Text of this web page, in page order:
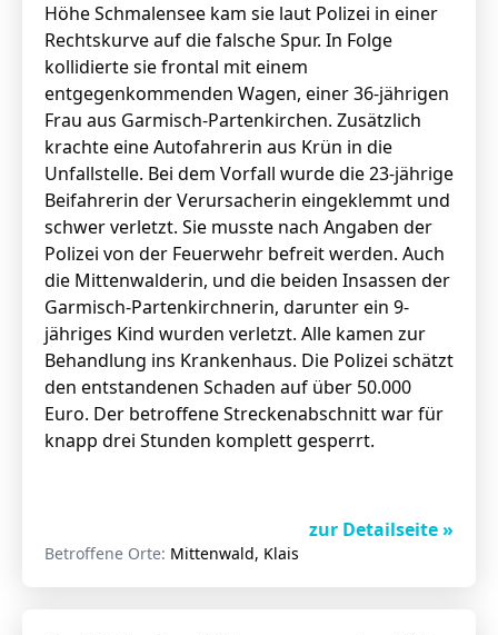
Höhe Schmalensee kam sie laut Polizei in einer
Rechtskurve auf die falsche Spur. In Folge
kollidierte sie frontal mit einem
entgegenkommenden Wagen, einer 36-jährigen
Frau aus Garmisch-Partenkirchen. Zusätzlich
krachte eine Autofahrerin aus Krün in die
Unfallstelle. Bei dem Vorfall wurde die 23-jährige
Beifahrerin der Verursacherin eingeklemmt und
schwer verletzt. Sie musste nach Angaben der
Polizei von der Feuerwehr befreit werden. Auch
die Mittenwalderin, und die beiden Insassen der
Garmisch-Partenkirchnerin, darunter ein 9-
jähriges Kind wurden verletzt. Alle kamen zur
Behandlung ins Krankenhaus. Die Polizei schätzt
den entstandenen Schaden auf über 50.000
Euro. Der betroffene Streckenabschnitt war für
knapp drei Stunden komplett gesperrt.
zur Detailseite »
Betroffene Orte: Mittenwald, Klais